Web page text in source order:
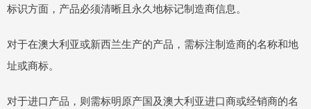
标识方面，产品必须清晰且永久地标记制造商信息。
对于在澳大利亚或新西兰生产的产品，需标注制造商的名称和地
址或商标。
对于进口产品，则需标明原产国及澳大利亚进口商或经销商的名